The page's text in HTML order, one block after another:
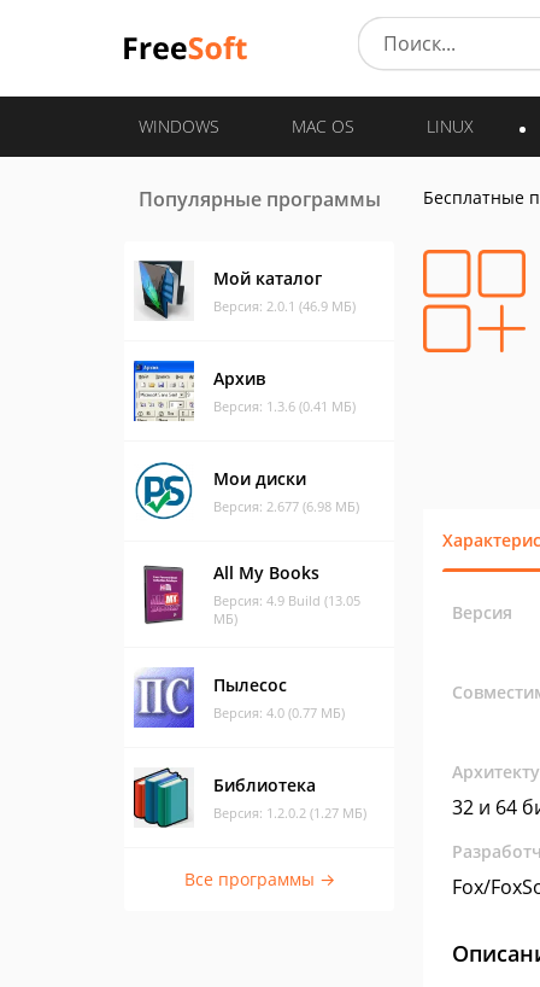
WINDOWS MAC OS LINUX
Популярные программы
Мой каталог
Версия: 2.0.1 (46.9 МБ)
Архив
Версия: 1.3.6 (0.41 МБ)
Мои диски
Версия: 2.677 (6.98 МБ)
All My Books
Версия: 4.9 Build (13.05
МБ)
Пылесос
Версия: 4.0 (0.77 МБ)
Библиотека
Версия: 1.2.0.2 (1.27 МБ)
Все программы →
Бесплатные
Версия
32 и 64
Fox/